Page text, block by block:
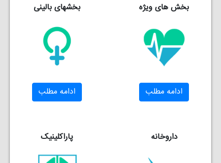
بخشهای بالینی
ادامه مطلب
بخش های ویژه
ادامه مطلب
پاراکلینیک داروخانه